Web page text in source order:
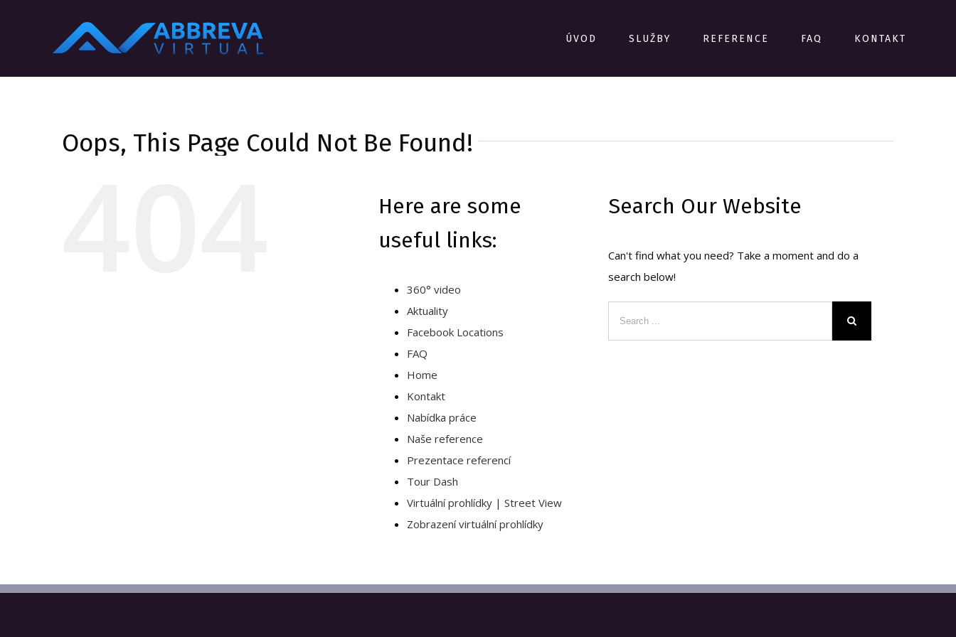
ÚVOD SLUŽBY REFERENCE FAQ KONTAKT
Oops, This Page Could Not Be Found!
Here are some
useful links:
360° video
Aktuality
Facebook Locations
FAQ
Home
Kontakt
Nabídka práce
Naše reference
Prezentace referencí
Tour Dash
Virtuální prohlídky | Street View
Zobrazení virtuální prohlídky
Search Our Website
Can't find what you need? Take a moment and do a
search below!